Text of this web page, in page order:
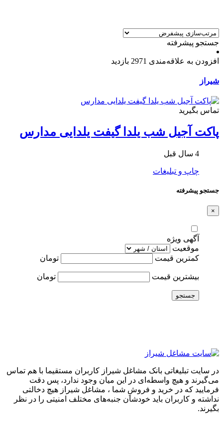
جستجو پیشرفته
افزودن به علاقه‌مندی 2971 بازدید
شیراز
تماس بگیرید
پاکت آجیل شب یلدا گیفت یلدایی مدارس
4 سال قبل
چاپ و تبلیغات
جستجو پیشرفته
×
آگهی ویژه
موقعیت
کمترین قیمت
تومان
بیشترین قیمت تومان
جستجو
در سایت تبلیغاتی بانک مشاغل شیراز کاربران مستقیما با هم تماس
می‌گیرند و هیچ واسطه‌ای در این میان وجود ندارد، پس دقت
فرمایید که در خرید و فروشِ شما ، مشاغل شیراز هیچ دخالتی
نداشته و کاربران باید خودشان جنبه‌های مختلف امنیتی را در نظر
بگیرند.